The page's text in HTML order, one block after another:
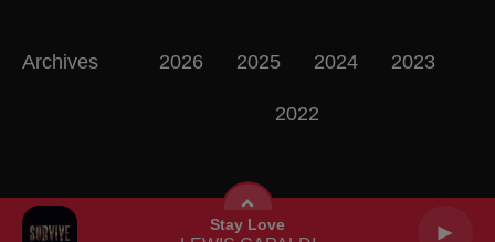
Stay Love
Archives 2026 2025 2024 2023
2022